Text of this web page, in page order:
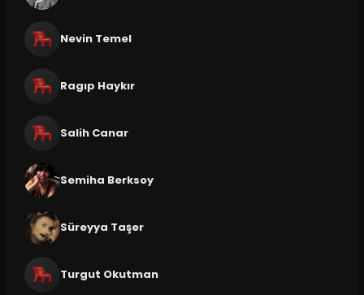
Nevin Temel
Ragıp Haykır
Salih Canar
Semiha Berksoy
Süreyya Taşer
Turgut Okutman